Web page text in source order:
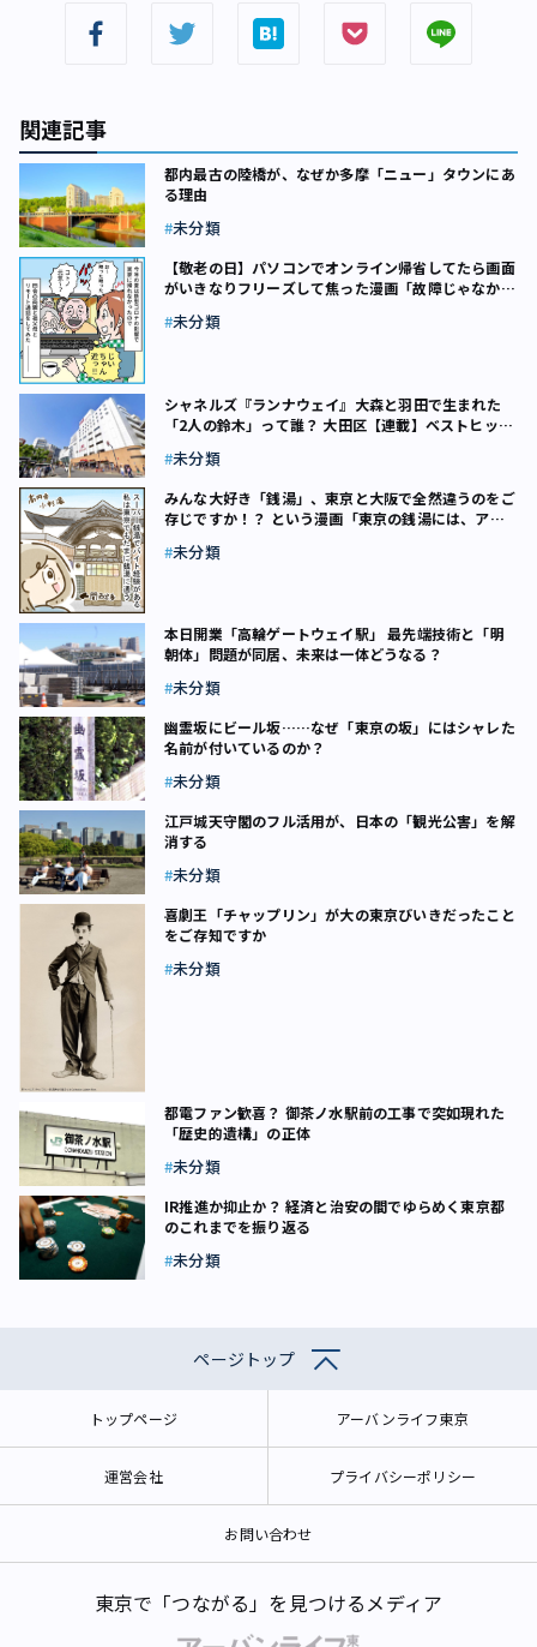
関連記事
都内最古の陸橋が、なぜか多摩「ニュー」タウンにあ
る理由
未分類
【敬老の日】パソコンでオンライン帰省してたら画面
がいきなりフリーズして焦った漫画「故障じゃなかっ
未分類
シャネルズ『ランナウェイ』――大森と羽田で生まれた
「2人の鈴木」って誰？ 大田区【連載】ベストヒット
未分類
みんな大好き「銭湯」、東京と大阪で全然違うのをご
存じですか！？ という漫画「東京の銭湯には、アレ
未分類
本日開業「高輪ゲートウェイ駅」 最先端技術と「明
朝体」問題が同居、未来は一体どうなる？
未分類
幽霊坂にビール坂……なぜ「東京の坂」にはシャレた
名前が付いているのか？
未分類
江戸城天守閣のフル活用が、日本の「観光公害」を解
消する
未分類
喜劇王「チャップリン」が大の東京びいきだったこと
をご存知ですか
未分類
都電ファン歓喜？ 御茶ノ水駅前の工事で突如現れた
「歴史的遺構」の正体
未分類
IR推進か抑止か？ 経済と治安の間でゆらめく東京都
のこれまでを振り返る
未分類
ページトップ
トップページ アーバンライフ東京
運営会社 プライバシーポリシー
お問い合わせ
東京で「つながる」を見つけるメディア